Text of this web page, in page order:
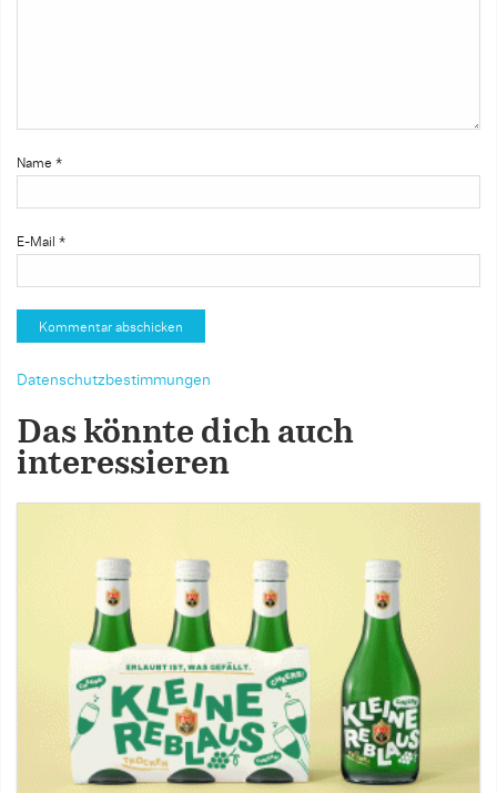
Name *
E-Mail *
Datenschutzbestimmungen
Das könnte dich auch
interessieren